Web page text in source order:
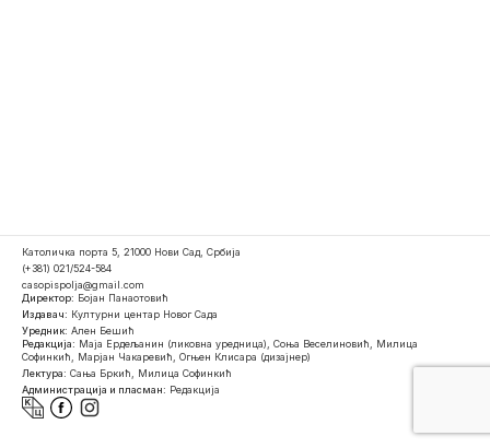
Католичка порта 5, 21000 Нови Сад, Србија
(+381) 021/524-584
casopispolja@gmail.com
Директор: Бојан Панаотовић
Издавач: Културни центар Новог Сада
Уредник: Ален Бешић
Редакција: Маја Ердељанин (ликовна уредница), Соња Веселиновић, Милица
Софинкић, Марјан Чакаревић, Огњен Клисара (дизајнер)
Лектура: Сања Бркић, Милица Софинкић
Администрација и пласман: Редакција